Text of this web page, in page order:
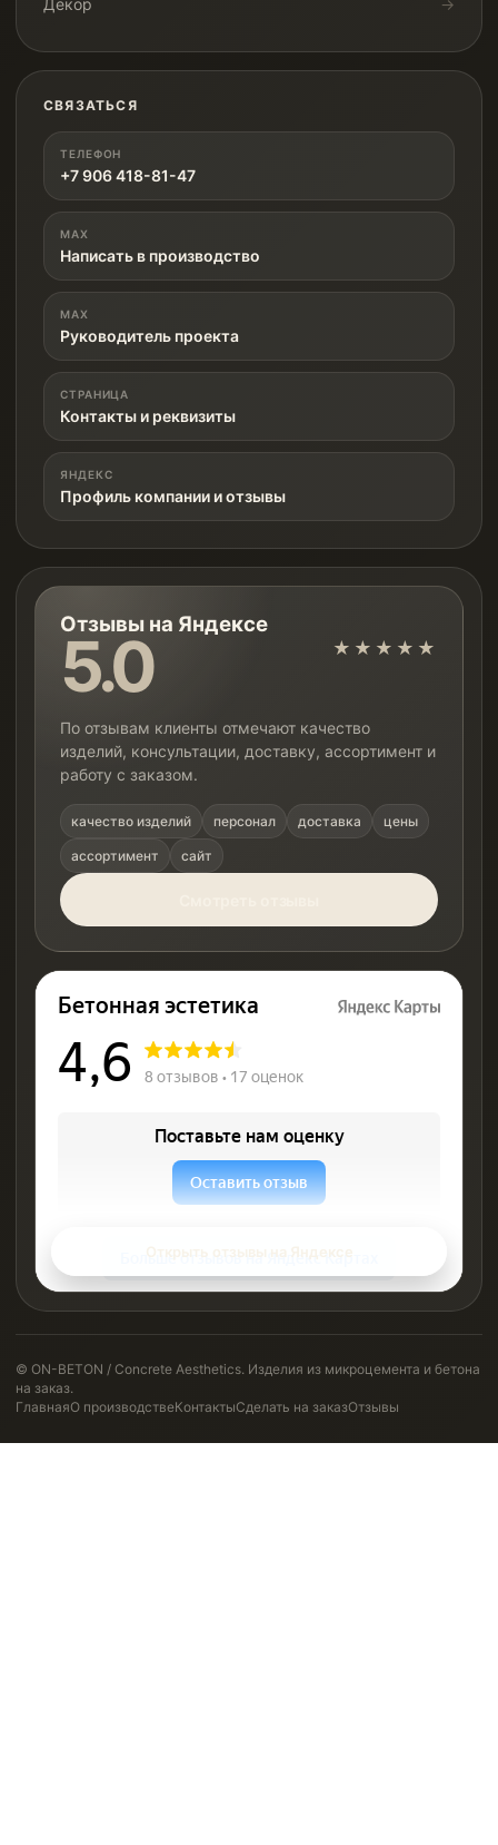
Декор
СВЯЗАТЬСЯ
ТЕЛЕФОН
+7 906 418-81-47
MAX
Написать в производство
MAX
Руководитель проекта
СТРАНИЦА
Контакты и реквизиты
ЯНДЕКС
Профиль компании и отзывы
Отзывы на Яндексе
5.0 ★★★★★
По отзывам клиенты отмечают качество
изделий, консультации, доставку, ассортимент и
работу с заказом.
качество изделий персонал доставка цены
ассортимент сайт
© ON-BETON / Concrete Aesthetics. Изделия из микроцемента и бетона
на заказ.
ГлавнаяО производствеКонтактыСделать на заказОтзывы